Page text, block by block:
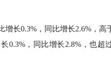
长0.3%，同比增长2.6%，高
0.3%，同比增长2.8%，也超